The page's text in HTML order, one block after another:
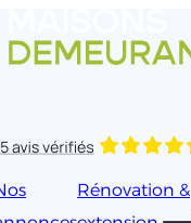
Rénovation &